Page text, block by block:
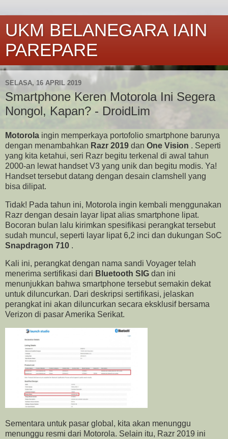
UKM BELANEGARA IAIN
PAREPARE
SELASA, 16 APRIL 2019
Smartphone Keren Motorola Ini Segera
Nongol, Kapan? - DroidLim
Motorola ingin memperkaya portofolio smartphone barunya
dengan menambahkan Razr 2019 dan One Vision . Seperti
yang kita ketahui, seri Razr begitu terkenal di awal tahun
2000-an lewat handset V3 yang unik dan begitu modis. Ya!
Handset tersebut datang dengan desain clamshell yang
bisa dilipat.
Tidak! Pada tahun ini, Motorola ingin kembali menggunakan
Razr dengan desain layar lipat alias smartphone lipat.
Bocoran bulan lalu kirimkan spesifikasi perangkat tersebut
sudah muncul, seperti layar lipat 6,2 inci dan dukungan SoC
Snapdragon 710 .
Kali ini, perangkat dengan nama sandi Voyager telah
menerima sertifikasi dari Bluetooth SIG dan ini
menunjukkan bahwa smartphone tersebut semakin dekat
untuk diluncurkan. Dari deskripsi sertifikasi, jelaskan
perangkat ini akan diluncurkan secara eksklusif bersama
Verizon di pasar Amerika Serikat.
Sementara untuk pasar global, kita akan menunggu
menunggu resmi dari Motorola. Selain itu, Razr 2019 ini